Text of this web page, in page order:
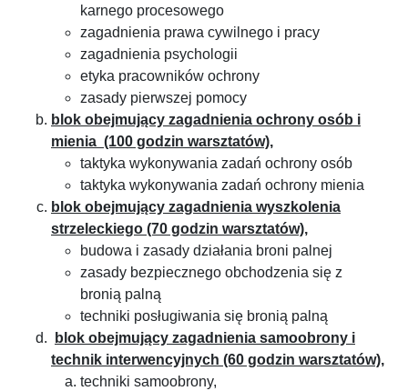
karnego procesowego
zagadnienia prawa cywilnego i pracy
zagadnienia psychologii
etyka pracowników ochrony
zasady pierwszej pomocy
blok obejmujący zagadnienia ochrony osób i
mienia (100 godzin warsztatów),
taktyka wykonywania zadań ochrony osób
taktyka wykonywania zadań ochrony mienia
blok obejmujący zagadnienia wyszkolenia
strzeleckiego (70 godzin warsztatów),
budowa i zasady działania broni palnej
zasady bezpiecznego obchodzenia się z
bronią palną
techniki posługiwania się bronią palną
blok obejmujący zagadnienia samoobrony i
technik interwencyjnych (60 godzin warsztatów),
techniki samoobrony,